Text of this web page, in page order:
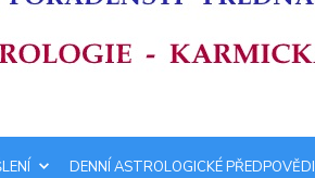
DENNÍ ASTROLOGICKÉ PŘEDPOVĚDI